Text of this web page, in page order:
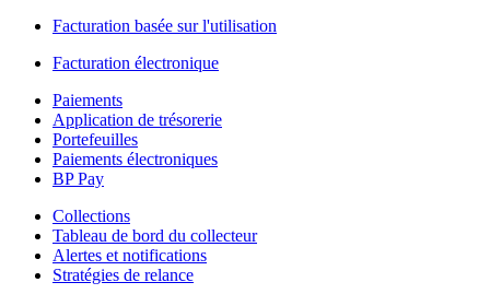
Facturation basée sur l'utilisation
Facturation électronique
Paiements
Application de trésorerie
Portefeuilles
Paiements électroniques
BP Pay
Collections
Tableau de bord du collecteur
Alertes et notifications
Stratégies de relance